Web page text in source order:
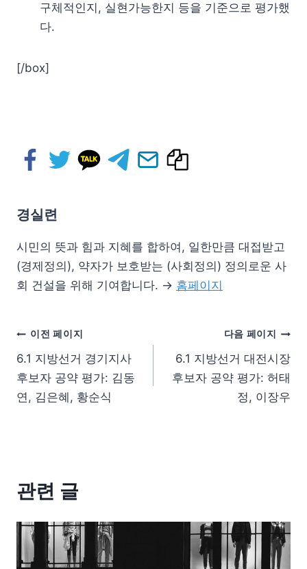
구체적인지, 실현가능한지 등을 기준으로 평가했
다.
[/box]
경실련
시민의 뜻과 힘과 지혜를 합하여, 일한만큼 대접받고
(경제정의), 약자가 보호받는 (사회정의) 정의로운 사
회 건설을 위해 기여합니다. → 홈페이지
이전 페이지
6.1 지방선거 경기지사
후보자 공약 평가: 김동
연, 김은혜, 황순식
다음 페이지
6.1 지방선거 대전시장
후보자 공약 평가: 허태
정, 이장우
관련 글